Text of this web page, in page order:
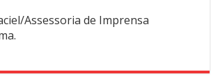
Assessoria de Imprensa